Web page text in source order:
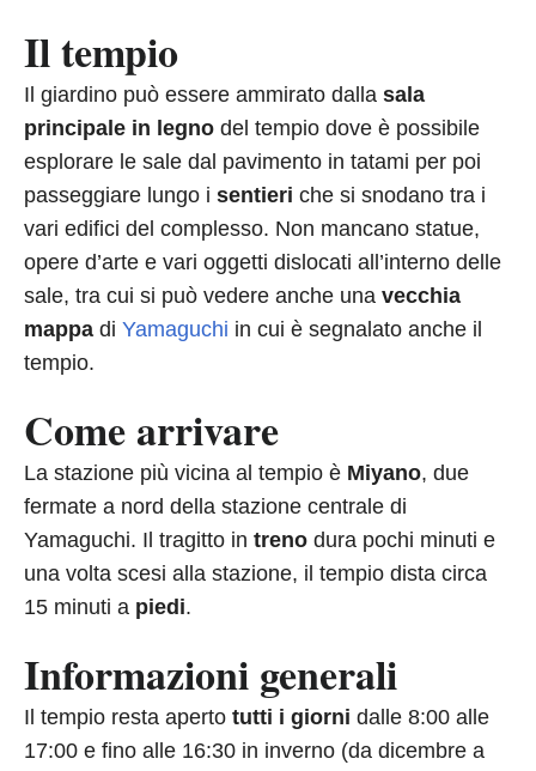
Il tempio
Il giardino può essere ammirato dalla sala
principale in legno del tempio dove è possibile
esplorare le sale dal pavimento in tatami per poi
passeggiare lungo i sentieri che si snodano tra i
vari edifici del complesso. Non mancano statue,
opere d’arte e vari oggetti dislocati all’interno delle
sale, tra cui si può vedere anche una vecchia
mappa di Yamaguchi in cui è segnalato anche il
tempio.
Come arrivare
La stazione più vicina al tempio è Miyano, due
fermate a nord della stazione centrale di
Yamaguchi. Il tragitto in treno dura pochi minuti e
una volta scesi alla stazione, il tempio dista circa
15 minuti a piedi.
Informazioni generali
Il tempio resta aperto tutti i giorni dalle 8:00 alle
17:00 e fino alle 16:30 in inverno (da dicembre a